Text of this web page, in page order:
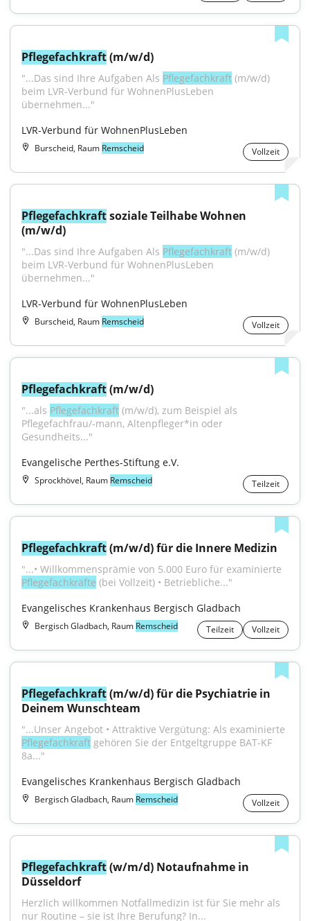
Pflegefachkraft (m/w/d)
"...Das sind Ihre Aufgaben Als Pflegefachkraft (m/w/d)
beim LVR-Verbund für WohnenPlusLeben
übernehmen..."
LVR-Verbund für WohnenPlusLeben
Burscheid, Raum Remscheid Vollzeit
Pflegefachkraft soziale Teilhabe Wohnen
(m/w/d)
"...Das sind Ihre Aufgaben Als Pflegefachkraft (m/w/d)
beim LVR-Verbund für WohnenPlusLeben
übernehmen..."
LVR-Verbund für WohnenPlusLeben
Burscheid, Raum Remscheid Vollzeit
Pflegefachkraft (m/w/d)
"...als Pflegefachkraft (m/w/d), zum Beispiel als
Pflegefachfrau/-mann, Altenpfleger*in oder
Gesundheits..."
Evangelische Perthes-Stiftung e.V.
Sprockhövel, Raum Remscheid Teilzeit
Pflegefachkraft (m/w/d) für die Innere Medizin
Pflegefachkräfte (bei Vollzeit) • Betriebliche..."
Evangelisches Krankenhaus Bergisch Gladbach
Bergisch Gladbach, Raum Remscheid Teilzeit Vollzeit
Pflegefachkraft (m/w/d) für die Psychiatrie in
Deinem Wunschteam
Pflegefachkraft gehören Sie der Entgeltgruppe BAT-KF
8a..."
Evangelisches Krankenhaus Bergisch Gladbach
Bergisch Gladbach, Raum Remscheid Vollzeit
Pflegefachkraft (w/m/d) Notaufnahme in
Düsseldorf
Herzlich willkommen Notfallmedizin ist für Sie mehr als
nur Routine – sie ist Ihre Berufung? In...